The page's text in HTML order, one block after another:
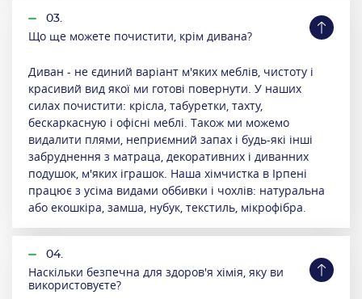
03.
Що ще можете почистити, крім дивана?
Диван - не єдиний варіант м'яких меблів, чистоту і
красивий вид якої ми готові повернути. У наших
силах почистити: крісла, табуретки, тахту,
бескаркасную і офісні меблі. Також ми можемо
видалити плями, неприємний запах і будь-які інші
забруднення з матраца, декоративних і диванних
подушок, м'яких іграшок. Наша хімчистка в Ірпені
працює з усіма видами оббивки і чохлів: натуральна
або екошкіра, замша, нубук, текстиль, мікрофібра.
04.
Наскільки безпечна для здоров'я хімія, яку ви
використовуєте?